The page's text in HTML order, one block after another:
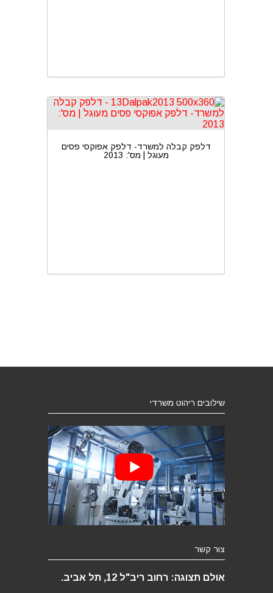
דלפק קבלה למשרד- דלפק אפוקסי פסים
מעוגל | מס': 2013
שילובים ריהוט משרדי
צור קשר
אולם תצוגה: רחוב ריב"ל 12, תל אביב.